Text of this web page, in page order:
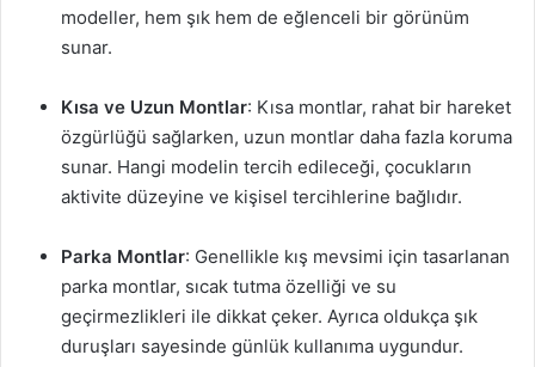
modeller, hem şık hem de eğlenceli bir görünüm
sunar.
Kısa ve Uzun Montlar: Kısa montlar, rahat bir hareket
özgürlüğü sağlarken, uzun montlar daha fazla koruma
sunar. Hangi modelin tercih edileceği, çocukların
aktivite düzeyine ve kişisel tercihlerine bağlıdır.
Parka Montlar: Genellikle kış mevsimi için tasarlanan
parka montlar, sıcak tutma özelliği ve su
geçirmezlikleri ile dikkat çeker. Ayrıca oldukça şık
duruşları sayesinde günlük kullanıma uygundur.